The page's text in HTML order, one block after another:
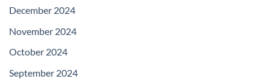
December 2024
November 2024
October 2024
September 2024